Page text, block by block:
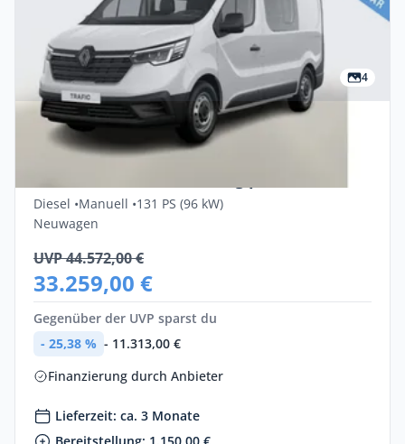
4
Privat & Gewerbe
Renault Trafic DoKa Komfort L1H1 2,8t
Diesel •Manuell •131 PS (96 kW)
Neuwagen
UVP 44.572,00 €
33.259,00 €
Gegenüber der UVP sparst du
- 25,38 % - 11.313,00 €
Finanzierung durch Anbieter
Lieferzeit: ca. 3 Monate